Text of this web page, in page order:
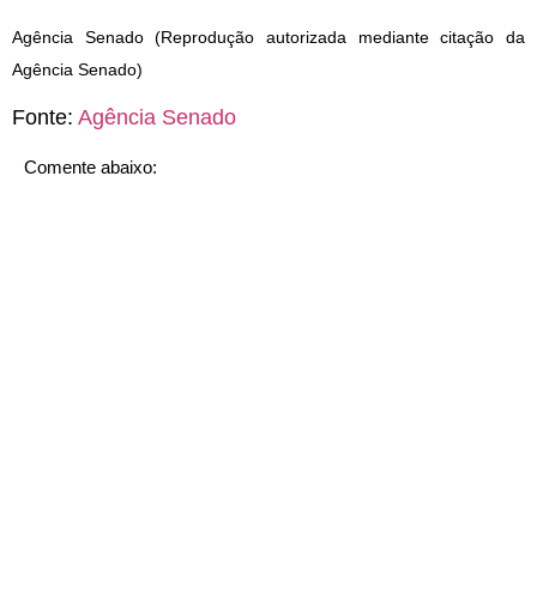
Agência Senado (Reprodução autorizada mediante citação da
Agência Senado)
Fonte: Agência Senado
Comente abaixo: